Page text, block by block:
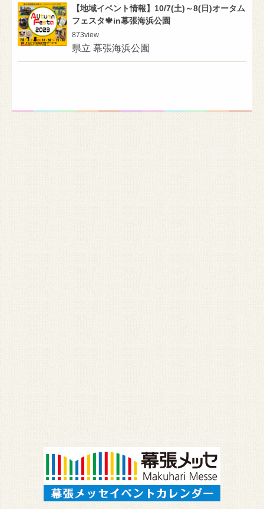
【地域イベント情報】10/7(土)～8(日)オータム
フェスタ🍁in幕張海浜公園
873view
県立 幕張海浜公園